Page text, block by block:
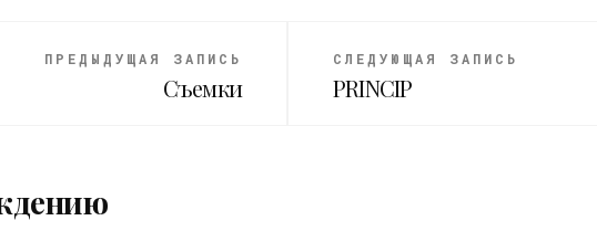
ПРЕДЫДУЩАЯ ЗАПИСЬ
Съемки
СЛЕДУЮЩАЯ ЗАПИСЬ
PRINCIP